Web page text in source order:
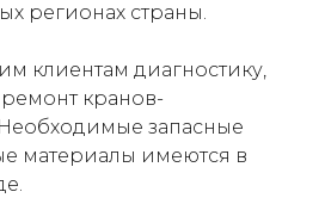
регионах страны.
клиентам диагностику,
кранов-
запасные
материалы имеются в